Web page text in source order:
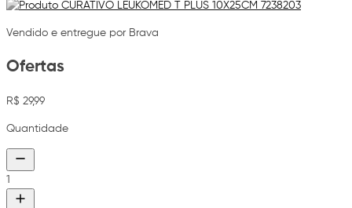
Vendido e entregue por Brava
Ofertas
R$ 29,99
Quantidade
1